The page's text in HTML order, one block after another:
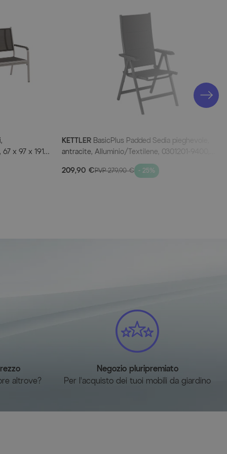
0000
ca. 68 cm
x 97 x 191,
KETTLER BasicPlus Padded Sedia pieghevole,
antracite, Alluminio/Textilene, 0301201-9400,
209,90 €PVP279,90 € - 25%
altrove?
Negozio pluripremiato
Per l'acquisto dei tuoi mobili da giardino